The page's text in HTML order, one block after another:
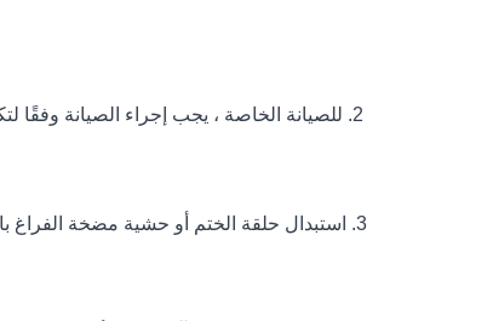
2. للصيانة الخاصة ، يجب إجراء الصيانة
3. استبدال حلقة الختم أو حشية مضخة الفراغ